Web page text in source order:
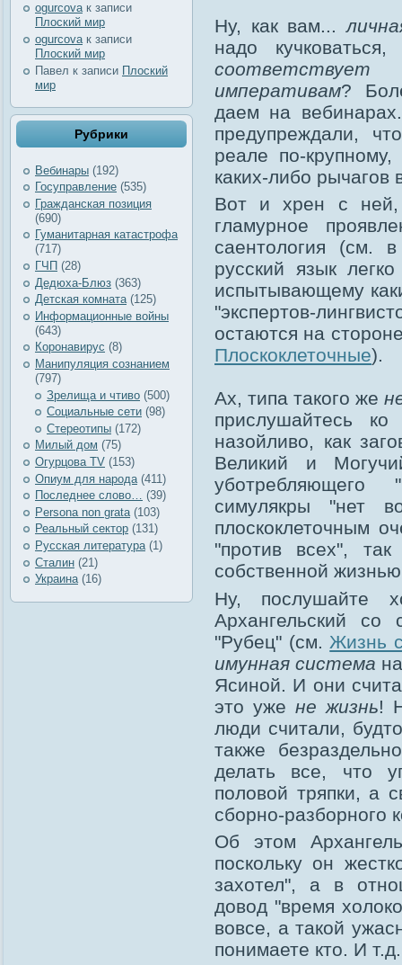
ogurcovaк записи
Плоский мир
ogurcova к записи
Плоский мир
Павел к записи Плоский
мир
Рубрики
Вебинары (192)
Госуправление (535)
Гражданская позиция
(690)
Гуманитарная катастрофа
(717)
ГЧП (28)
Дедюха-Блюз (363)
Детская комната(125)
Информационные войны
(643)
Коронавирус (8)
Манипуляция сознанием
(797)
Зрелища и чтиво (500)
Социальные сети (98)
Стереотипы (172)
Милый дом (75)
Огурцова TV (153)
Опиум для народа (411)
Последнее слово… (39)
Рersona non grata (103)
Реальный сектор (131)
Русская литература (1)
Сталин (21)
Украина(16)
Ну, как вам...
надо
соответствует
императивам?
даем на
предупреждали,
реале по-
каких-либо рычагов
Вот и хрен с
гламурное
саентология
русский язык
испытывающему
"экспертов-
остаются на
Плоскоклеточные).
Ах, типа такого же
прислушайтесь
назойливо, как
Великий и
симулякры "нет
плоскоклеточным
"против всех",
собственной
Ну, послушайте
Архангельский
"Рубец" (см. Жизнь
имунная система
Ясиной. И они
это уже не жизнь!
люди считали,
также
делать все, что
половой тряпки, а
сборно-разборного
Об этом
поскольку он
захотел", а в
довод "время
вовсе, а такой
понимаете кто. И